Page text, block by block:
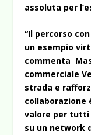
assoluta per
“Il percorso
un esempio
commenta
commerciale
strada e
collaborazione
valore per
su un network